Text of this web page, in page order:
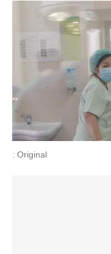
: Original